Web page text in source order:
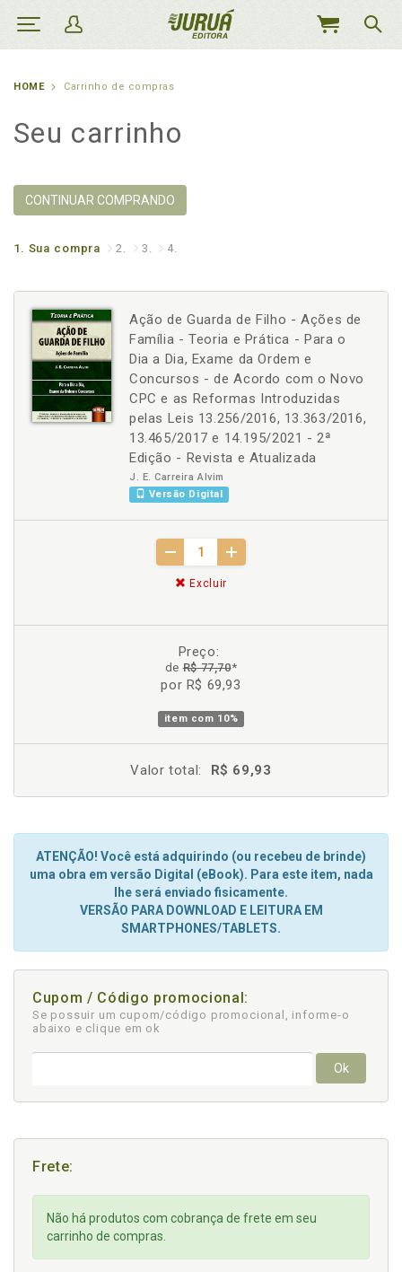
MEU
HOME Carrinho de compras
Seu carrinho
CONTINUAR COMPRANDO
1. Sua compra 2. 3. 4.
Ação de Guarda de Filho - Ações de
Família - Teoria e Prática - Para o
Dia a Dia, Exame da Ordem e
Concursos - de Acordo com o Novo
CPC e as Reformas Introduzidas
pelas Leis 13.256/2016, 13.363/2016,
13.465/2017 e 14.195/2021 - 2ª
Edição - Revista e Atualizada
J. E. Carreira Alvim
Versão Digital
Excluir
Preço:
deR$ 77,70*
por R$ 69,93
item com 10%
Valor total: R$ 69,93
ATENÇÃO! Você está adquirindo (ou recebeu de brinde)
uma obra em versão Digital (eBook). Para este item, nada
lhe será enviado fisicamente.
VERSÃO PARA DOWNLOAD E LEITURA EM
SMARTPHONES/TABLETS.
Cupom / Código promocional:
Se possuir um cupom/código promocional, informe-o
abaixo e clique em ok
Ok
Frete:
Não há produtos com cobrança de frete em seu
carrinho de compras.